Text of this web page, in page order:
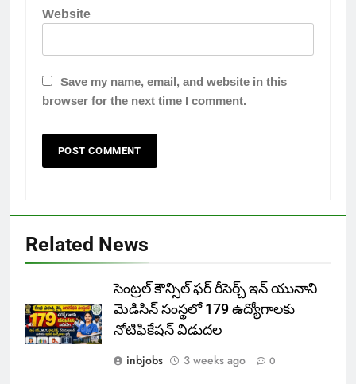
Website
Save my name, email, and website in this
browser for the next time I comment.
Related News
సెంట్రల్ కౌన్సిల్ ఫర్ రీసెర్చ్ ఇన్ యునాని
మెడిసిన్ సంస్థలో 179 ఉద్యోగాలకు
నోటిఫికేషన్ విడుదల
inbjobs
3 weeks ago 0